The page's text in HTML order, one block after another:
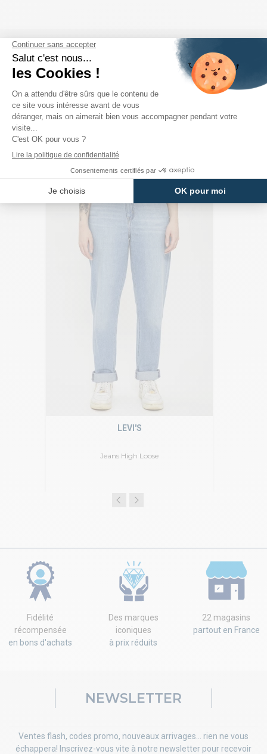
PRODUITS DE LA MÊME CATÉGORIE
Jeans High Loose
LEVI'S
Fidélité
récompensée
en bons d'achats
Des marques
iconiques
à prix réduits
22 magasins
partout en France
NEWSLETTER
Ventes flash, codes promo, nouveaux arrivages... rien ne vous
échappera! Inscrivez-vous vite à notre newsletter pour recevoir